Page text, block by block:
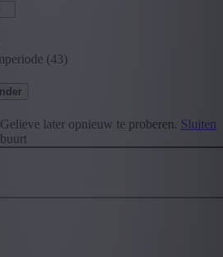
(43)
later opnieuw te proberen. Sluiten